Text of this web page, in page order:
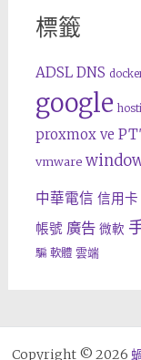
標籤
ADSL DNS
google
proxmox ve
vmware
中華電信 信用卡
帳號 廣告 微軟
騙 軟體 雲端
Copyright © 2026